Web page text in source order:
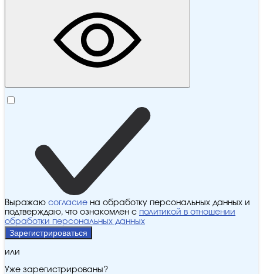
Выражаю согласие на обработку персональных данных и
подтверждаю, что ознакомлен с политикой в отношении
обработки персональных данных
Зарегистрироваться
или
Уже зарегистрированы?